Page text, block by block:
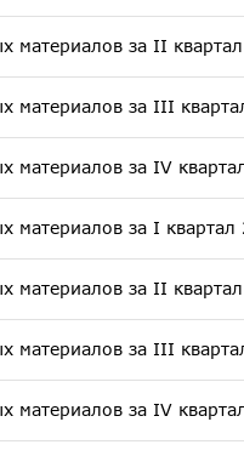
материалов за II
материалов за III
материалов за IV
материалов за I
материалов за II
материалов за III
материалов за IV